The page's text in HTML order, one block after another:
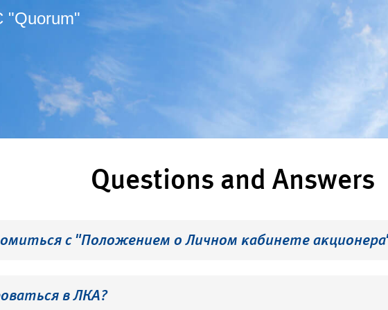
"Quorum"
Questions and Answers
с "Положением о Личном кабинете
в ЛКА?